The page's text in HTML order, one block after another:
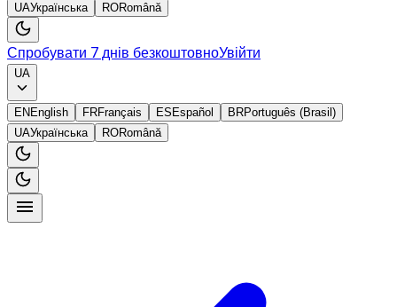
UAУкраїнська RORomână
Спробувати 7 днів безкоштовноУвійти
UA
EN English FRFrançais ES Español BRPortuguês (Brasil)
UAУкраїнська RORomână